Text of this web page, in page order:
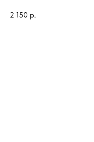
2 150 р.